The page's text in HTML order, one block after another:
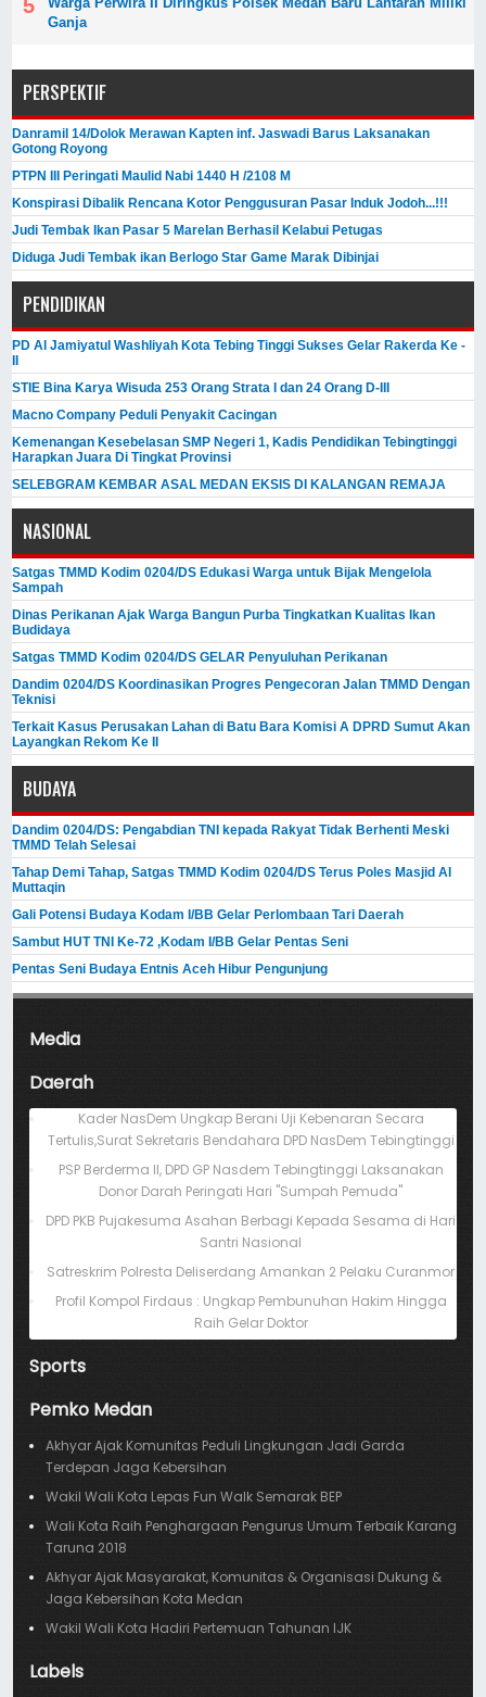
Ganja
PERSPEKTIF
Danramil 14/Dolok Merawan Kapten inf. Jaswadi Barus Laksanakan
Gotong Royong
PTPN III Peringati Maulid Nabi 1440 H /2108 M
Konspirasi Dibalik Rencana Kotor Penggusuran Pasar Induk Jodoh...!!!
Judi Tembak Ikan Pasar 5 Marelan Berhasil Kelabui Petugas
Diduga Judi Tembak ikan Berlogo Star Game Marak Dibinjai
PENDIDIKAN
PD Al Jamiyatul Washliyah Kota Tebing Tinggi Sukses Gelar Rakerda Ke -
STIE Bina Karya Wisuda 253 Orang Strata I dan 24 Orang D-III
Macno Company Peduli Penyakit Cacingan
Kemenangan Kesebelasan SMP Negeri 1, Kadis Pendidikan Tebingtinggi
Harapkan Juara Di Tingkat Provinsi
SELEBGRAM KEMBAR ASAL MEDAN EKSIS DI KALANGAN REMAJA
NASIONAL
Satgas TMMD Kodim 0204/DS Edukasi Warga untuk Bijak Mengelola
Sampah
Dinas Perikanan Ajak Warga Bangun Purba Tingkatkan Kualitas Ikan
Budidaya
Satgas TMMD Kodim 0204/DS GELAR Penyuluhan Perikanan
Dandim 0204/DS Koordinasikan Progres Pengecoran Jalan TMMD Dengan
Teknisi
Terkait Kasus Perusakan Lahan di Batu Bara Komisi A DPRD Sumut Akan
Layangkan Rekom Ke II
BUDAYA
Dandim 0204/DS: Pengabdian TNI kepada Rakyat Tidak Berhenti Meski ​
TMMD Telah Selesai
Tahap Demi Tahap, Satgas TMMD Kodim 0204/DS Terus Poles Masjid Al
Muttaqin
Gali Potensi Budaya Kodam I/BB Gelar Perlombaan Tari Daerah
Sambut HUT TNI Ke-72 ,Kodam I/BB Gelar Pentas Seni
Pentas Seni Budaya Entnis Aceh Hibur Pengunjung
Media
Daerah
Kader NasDem Ungkap Berani Uji Kebenaran Secara
Tertulis,Surat Sekretaris Bendahara DPD NasDem Tebingtinggi
PSP Berderma II, DPD GP Nasdem Tebingtinggi Laksanakan
Donor Darah Peringati Hari "Sumpah Pemuda"
DPD PKB Pujakesuma Asahan Berbagi Kepada Sesama di Hari
Santri Nasional
Satreskrim Polresta Deliserdang Amankan 2 Pelaku Curanmor
Profil Kompol Firdaus : Ungkap Pembunuhan Hakim Hingga
Raih Gelar Doktor
Sports
Pemko Medan
Akhyar Ajak Komunitas Peduli Lingkungan Jadi Garda
Terdepan Jaga Kebersihan
Wakil Wali Kota Lepas Fun Walk Semarak BEP
Wali Kota Raih Penghargaan Pengurus Umum Terbaik Karang
Taruna 2018
Akhyar Ajak Masyarakat, Komunitas & Organisasi Dukung &
Jaga Kebersihan Kota Medan
Wakil Wali Kota Hadiri Pertemuan Tahunan IJK
Labels